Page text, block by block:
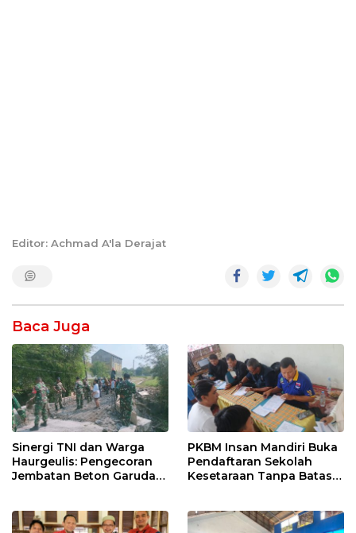
Editor: Achmad A'la Derajat
Baca Juga
Sinergi TNI dan Warga
Haurgeulis: Pengecoran
Jembatan Beton Garuda
PKBM Insan Mandiri Buka
Pendaftaran Sekolah
Kesetaraan Tanpa Batas